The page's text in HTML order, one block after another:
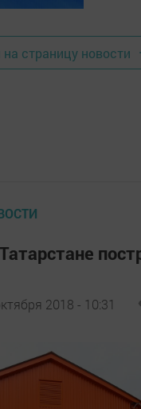
на страницу новости
2018 - 10:31